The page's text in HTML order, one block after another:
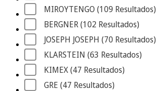
MIROYTENGO (109 Resultados)
BERGNER (102 Resultados)
JOSEPH JOSEPH (70 Resultados)
KLARSTEIN (63 Resultados)
KIMEX (47 Resultados)
GRE (47 Resultados)